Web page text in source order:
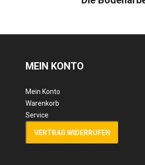
MEIN KONTO
Mein Konto
Warenkorb
Service
VERTRAG WIDERRUFEN